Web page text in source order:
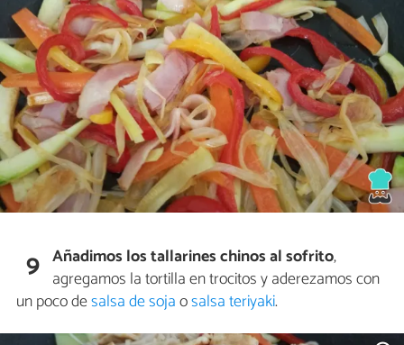
9 Añadimos los tallarines chinos al sofrito,
agregamos la tortilla en trocitos y aderezamos con
un poco desalsa de sojaosalsa teriyaki.